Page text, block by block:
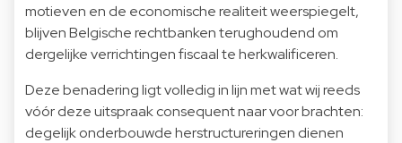
motieven en de economische realiteit weerspiegelt,
blijven Belgische rechtbanken terughoudend om
dergelijke verrichtingen fiscaal te herkwalificeren.
Deze benadering ligt volledig in lijn met wat wij reeds
vóór deze uitspraak consequent naar voor brachten:
degelijk onderbouwde herstructureringen dienen